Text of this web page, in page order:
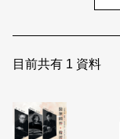
訂閱文化快遞
聯絡我們
目前共有 1 資料